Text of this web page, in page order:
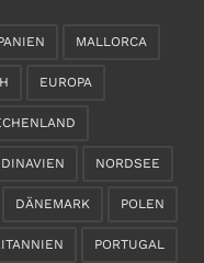
MALLORCA
EUROPA
NORDSEE
DÄNEMARK POLEN
PORTUGAL